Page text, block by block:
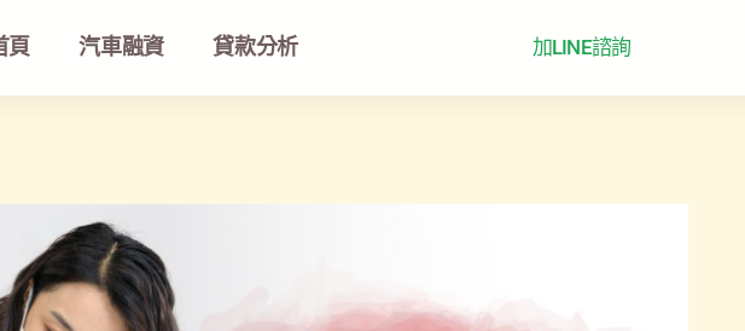
頁 汽車融資 貸款分析 加LINE諮詢